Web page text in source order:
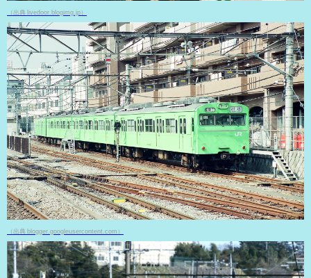
（出典 livedoor.blogimg.jp）
（出典 blogger.googleusercontent.com）